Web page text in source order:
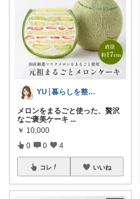
YU┆暮らしを整えるもの
メロンをまるごと使った、贅沢
なご褒美ケーキ ...
￥ 10,000
0 0 4
コレ いいね